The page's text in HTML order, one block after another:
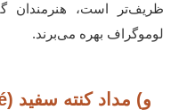
ظریف‌تر است، هنرمندان
لوموگراف بهره می‌برند.
و) مداد کنته سفید (White Conté)